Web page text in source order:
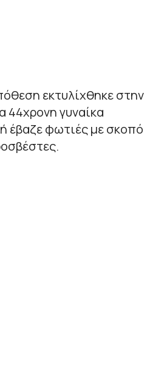
εκτυλίχθηκε στην
44χρονη γυναίκα
έβαζε φωτιές με σκοπό